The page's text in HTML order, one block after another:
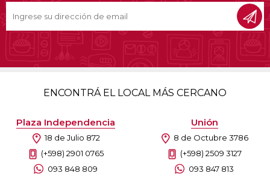
ENCONTRÁ EL LOCAL MÁS CERCANO
Plaza Independencia
18 de Julio 872
(+598) 2901 0765
093 848 809
Unión
8 de Octubre 3786
(+598) 2509 3127
093 847 813